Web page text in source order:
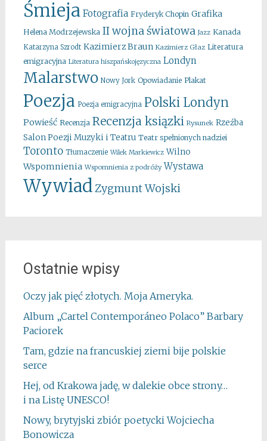
Śmieja Fotografia Fryderyk Chopin Grafika
Helena Modrzejewska II wojna światowa Jazz Kanada
Katarzyna Szrodt Kazimierz Braun Kazimierz Głaz Literatura
emigracyjna Literatura hiszpańskojęzyczna Londyn
Malarstwo Nowy Jork Opowiadanie Plakat
Poezja Poezja emigracyjna Polski Londyn
Powieść Recenzja Recenzja ksiązki Rysunek Rzeźba
Salon Poezji Muzyki i Teatru Teatr spełnionych nadziei
Toronto Tłumaczenie Wilek Markiewicz Wilno
Wspomnienia Wspomnienia z podróży Wystawa
WywiadZygmunt Wojski
Ostatnie wpisy
Oczy jak pięć złotych. Moja Ameryka.
Album „Cartel Contemporáneo Polaco” Barbary
Paciorek
Tam, gdzie na francuskiej ziemi bije polskie
serce
Hej, od Krakowa jadę, w dalekie obce strony…
i na Listę UNESCO!
Nowy, brytyjski zbiór poetycki Wojciecha
Bonowicza